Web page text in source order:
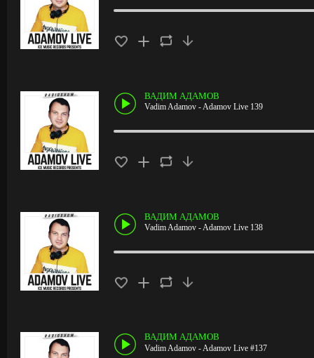
ВАДИМ АДАМОВ
Vadim Adamov - Adamov Live 139
ВАДИМ АДАМОВ
Vadim Adamov - Adamov Live 138
ВАДИМ АДАМОВ
Vadim Adamov - Adamov Live #137